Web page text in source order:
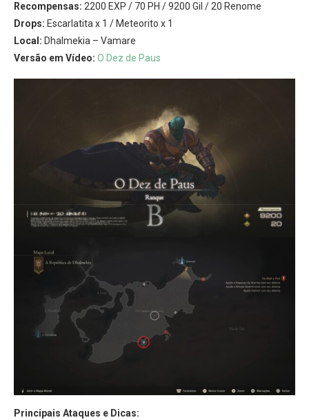
Recompensas: 2200 EXP / 70 PH / 9200 Gil / 20 Renome
Drops: Escarlatita x 1 / Meteorito x 1
Local: Dhalmekia – Vamare
Versão em Vídeo: O Dez de Paus
Principais Ataques e Dicas: